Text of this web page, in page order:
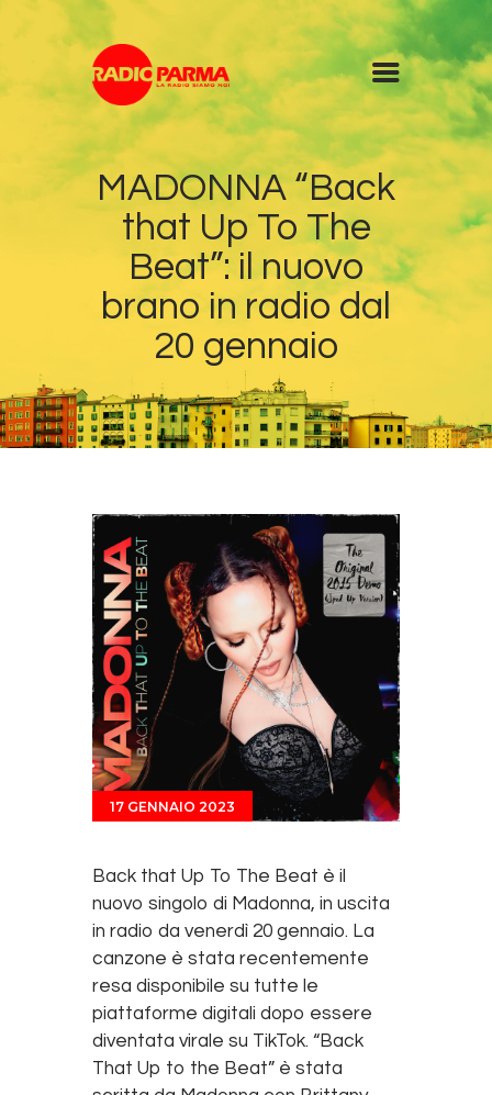
MADONNA “Back
that Up To The
Beat”: il nuovo
brano in radio dal
20 gennaio
Home
Radio
Diretta
Programmi
Podcast
17 GENNAIO 2023
Back that Up To The Beat è il
nuovo singolo di Madonna, in uscita
in radio da venerdì 20 gennaio. La
canzone è stata recentemente
resa disponibile su tutte le
piattaforme digitali dopo essere
diventata virale su TikTok. “Back
That Up to the Beat” è stata